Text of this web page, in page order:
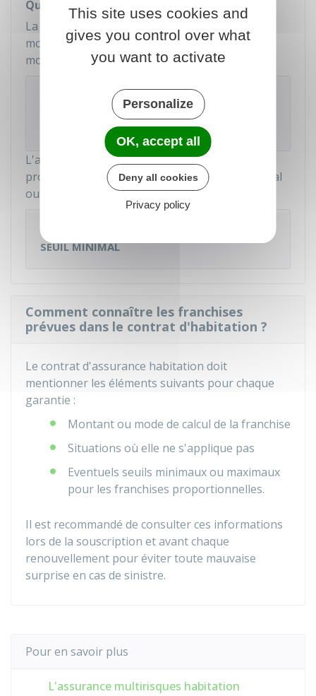
Qu'est-ce que la franchise proportionnelle ?
La franchise proportionnelle est celle dont le
montant correspond à un pourcentage du
montant du sinistre.
Le montant de la franchise est de
montant du sinistre.
L'assureur peut prévoir que la franchise
proportionnelle s'applique avec un seuil minimal
ou un seuil maximal.
SEUIL MINIMAL
Comment connaître les franchises
prévues dans le contrat d'habitation ?
Le contrat d'assurance habitation doit
mentionner les éléments suivants pour chaque
garantie :
Montant ou mode de calcul de la franchise
Situations où elle ne s'applique pas
Eventuels seuils minimaux ou maximaux
pour les franchises proportionnelles.
Il est recommandé de consulter ces informations
lors de la souscription et avant chaque
renouvellement pour éviter toute mauvaise
surprise en cas de sinistre.
Pour en savoir plus
L'assurance multirisques habitation
This site uses cookies and
gives you control over what
you want to activate
Personalize
OK, accept all
Deny all cookies
Privacy policy